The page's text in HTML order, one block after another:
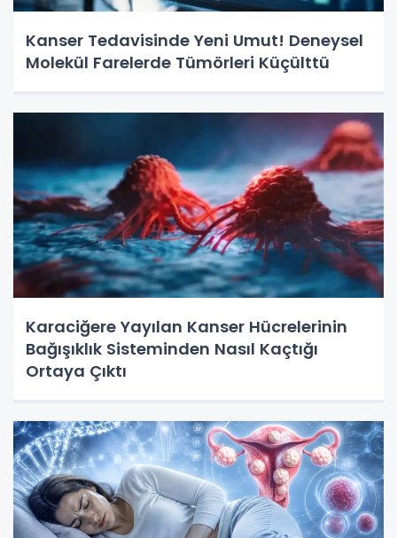
Kanser Tedavisinde Yeni Umut! Deneysel
Molekül Farelerde Tümörleri Küçülttü
Karaciğere Yayılan Kanser Hücrelerinin
Bağışıklık Sisteminden Nasıl Kaçtığı
Ortaya Çıktı